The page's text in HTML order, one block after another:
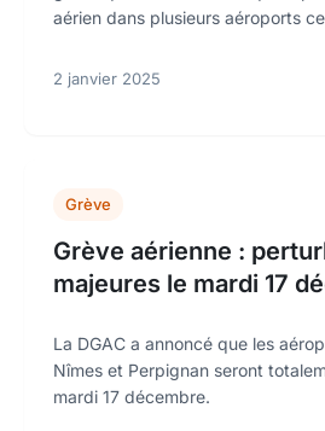
aérien dans plusieurs aéroports
2 janvier 2025
Grève
Grève aérienne :
majeures le mardi 17
La DGAC a annoncé que les
Nîmes et Perpignan seront
mardi 17 décembre.